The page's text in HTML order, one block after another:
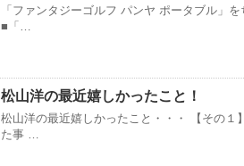
「ファンタジーゴルフ パンヤ ポータブル」
■「…
松山洋の最近嬉しかったこと！
松山洋の最近嬉しかったこと・・・ 【その１
た事 …